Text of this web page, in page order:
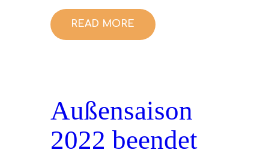
READ MORE
Außensaison
2022 beendet